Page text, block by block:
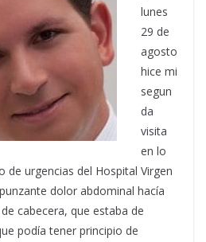
lunes
29 de
agosto
hice mi
segun
da
visita
en lo
de urgencias del Hospital Virgen
dolor abdominal hacía
cabecera, que estaba de
podía tener principio de